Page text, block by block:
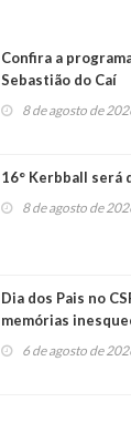
Confira a
Sebastião do Caí
8 de agosto de
16° Kerbball será
8 de agosto de
Dia dos Pais no
memórias
6 de agosto de